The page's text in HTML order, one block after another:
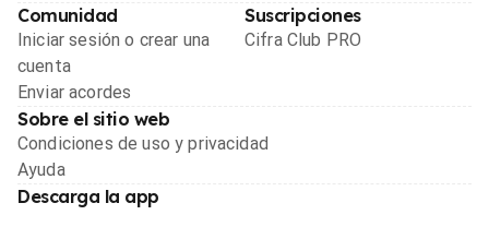
Comunidad
Iniciar sesión o crear una
cuenta
Enviar acordes
Suscripciones
Cifra Club PRO
Sobre el sitio web
Condiciones de uso y privacidad
Ayuda
Descarga la app